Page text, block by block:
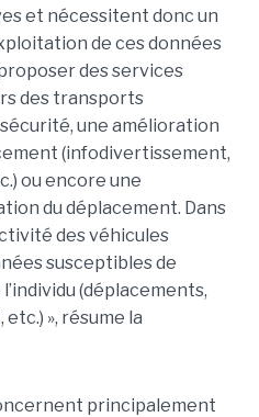
et nécessitent donc un
de ces données
des services
des transports
une amélioration
(infodivertissement,
ou encore une
du déplacement. Dans
des véhicules
susceptibles de
(déplacements,
», résume la
principalement